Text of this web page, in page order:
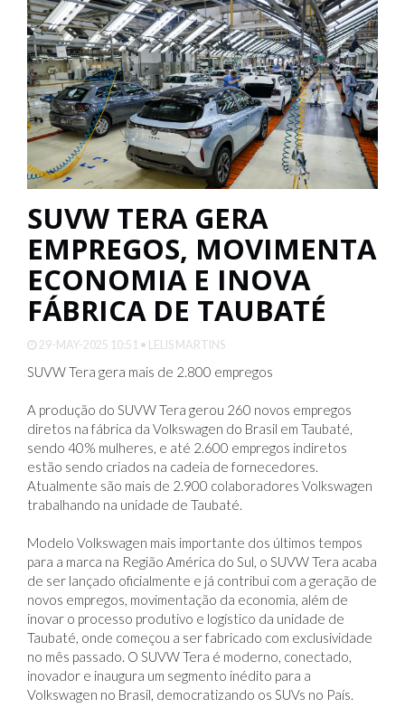
SUVW TERA GERA
EMPREGOS, MOVIMENTA
ECONOMIA E INOVA
FÁBRICA DE TAUBATÉ
29-MAY-2025 10:51 • LELIS MARTINS
SUVW Tera gera mais de 2.800 empregos
diretos na fábrica da Volkswagen do Brasil em Taubaté,
estão sendo criados na cadeia de fornecedores.
Atualmente são mais de 2.900 colaboradores Volkswagen
trabalhando na unidade de Taubaté.
Modelo Volkswagen mais importante dos últimos tempos
para a marca na Região América do Sul, o SUVW Tera acaba
novos empregos, movimentação da economia, além de
inovar o processo produtivo e logístico da unidade de
Taubaté, onde começou a ser fabricado com exclusividade
no mês passado. O SUVW Tera é moderno, conectado,
inovador e inaugura um segmento inédito para a
Volkswagen no Brasil, democratizando os SUVs no País.
O SUVW Tera é o 5º modelo da nova ofensiva de 17
lançamentos da Volkswagen na América do Sul até 2028,